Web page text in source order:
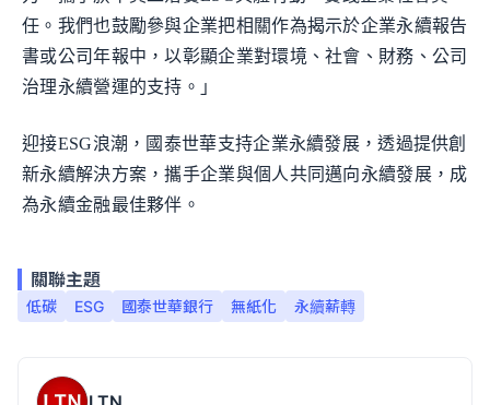
任。我們也鼓勵參與企業把相關作為揭示於企業永續報告
書或公司年報中，以彰顯企業對環境、社會、財務、公司
治理永續營運的支持。」
迎接ESG浪潮，國泰世華支持企業永續發展，透過提供創
新永續解決方案，攜手企業與個人共同邁向永續發展，成
為永續金融最佳夥伴。
關聯主題
低碳 ESG 國泰世華銀行 無紙化 永續薪轉